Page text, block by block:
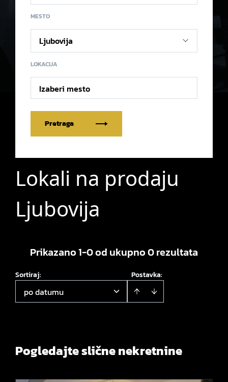
MESTO
LOKACIJA
Izaberi mesto
Pretraga
Lokali na prodaju
Ljubovija
Prikazano 1-0 od ukupno 0 rezultata
Postavka:
Sortiraj:
po datumu
Pogledajte slične nekretnine